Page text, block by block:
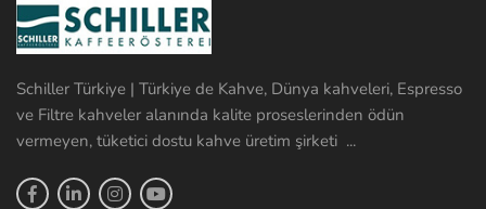
Schiller Türkiye | Türkiye de Kahve, Dünya kahveleri, Espresso
ve Filtre kahveler alanında kalite proseslerinden ödün
vermeyen, tüketici dostu kahve üretim şirketi ...